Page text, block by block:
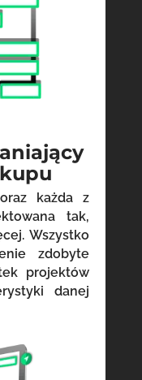
każda z
tak,
Wszystko
zdobyte
projektów
danej